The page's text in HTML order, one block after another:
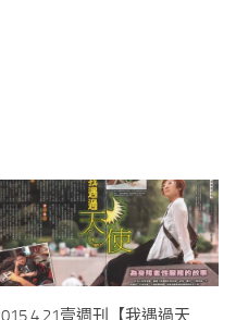
壹週刊【我遇過天